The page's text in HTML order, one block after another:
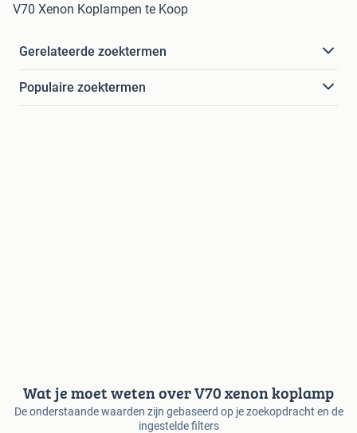
V70 Xenon Koplampen te Koop
Gerelateerde zoektermen
Populaire zoektermen
Wat je moet weten over V70 xenon koplamp
De onderstaande waarden zijn gebaseerd op je zoekopdracht en de
ingestelde filters